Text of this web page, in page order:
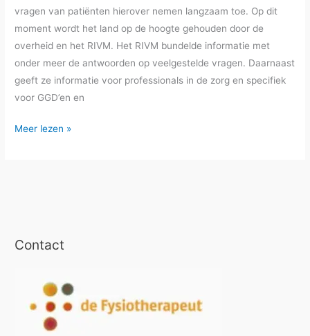
vragen van patiënten hierover nemen langzaam toe. Op dit
moment wordt het land op de hoogte gehouden door de
overheid en het RIVM. Het RIVM bundelde informatie met
onder meer de antwoorden op veelgestelde vragen. Daarnaast
geeft ze informatie voor professionals in de zorg en specifiek
voor GGD’en en
Corona
Meer lezen »
Contact